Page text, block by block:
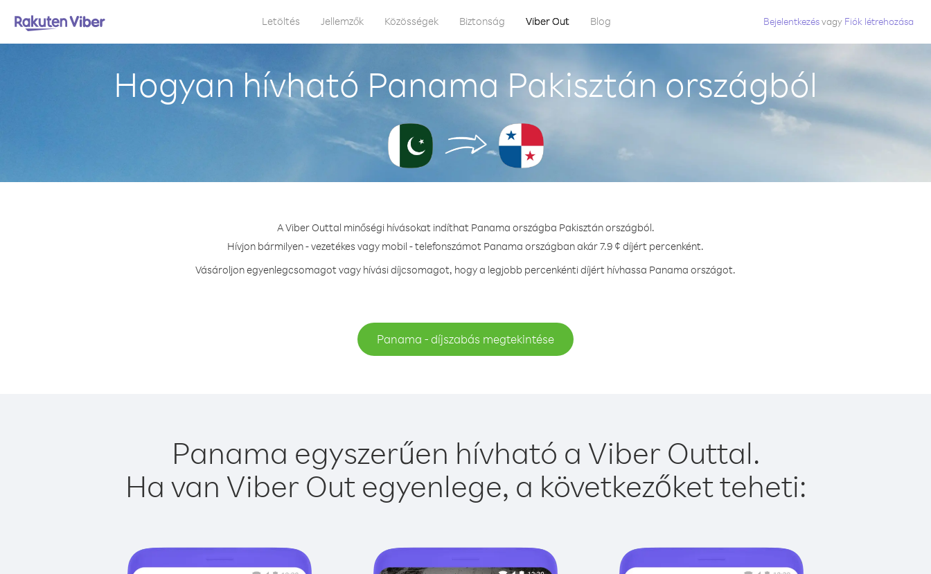
Letöltés Jellemzők Közösségek Biztonság Viber Out Blog Bejelentkezésvagy Fiók létrehozása
Hogyan hívható Panama Pakisztán országból
A Viber Outtal minőségi hívásokat indíthat Panama országba Pakisztán országból.
Hívjon bármilyen - vezetékes vagy mobil - telefonszámot Panama országban akár 7.9 ¢ díjért percenként.
Vásároljon egyenlegcsomagot vagy hívási díjcsomagot, hogy a legjobb percenkénti díjért hívhassa Panama országot.
Panama - díjszabás megtekintése
Panama egyszerűen hívható a Viber Outtal.
Ha van Viber Out egyenlege, a következőket teheti: